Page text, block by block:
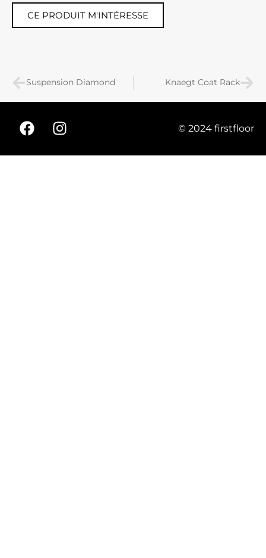
CE PRODUIT M'INTÉRESSE
Suspension Diamond Knaegt Coat Rack
© 2024 firstfloor